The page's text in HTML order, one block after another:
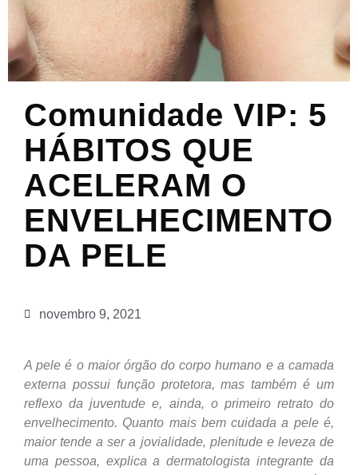
Comunidade VIP: 5
HÁBITOS QUE
ACELERAM O
ENVELHECIMENTO
DA PELE
novembro 9, 2021
A pele é o maior órgão do corpo humano e a camada
externa possui função protetora, mas também é um
reflexo da juventude e, ainda, o primeiro retrato do
envelhecimento. Quanto mais bem cuidada a pele é,
maior tende a ser a jovialidade, plenitude e leveza de
uma pessoa, explica a dermatologista integrante da